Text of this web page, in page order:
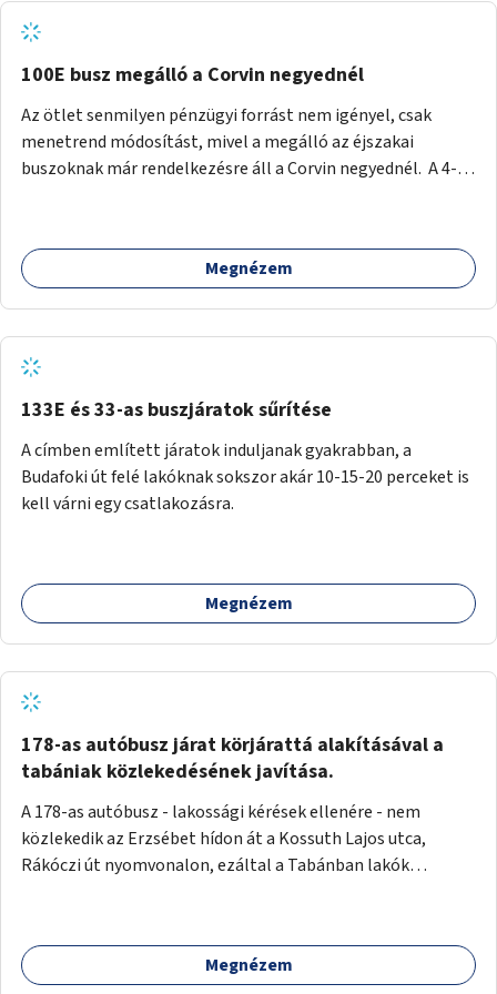
tud állni a megállóba. A környéken a tömegközlekedés
csúcsidőben már most is fullos, a Bosnyák téri beruházások
befejeztével hatványozódni fog az utazási igény.
100E busz megálló a Corvin negyednél
Az ötlet senmilyen pénzügyi forrást nem igényel, csak
menetrend módosítást, mivel a megálló az éjszakai
buszoknak már rendelkezésre áll a Corvin negyednél. A 4-es
ha a 100E reptéri busz a Corvin negyed metrómegállónál is
megállna - főleg éjjel, amikor a metró nem jár, és a 200E
nem hosszabbítaná meg sokkal, a 4-6 vonalán lakóknak
viszont a Kálvin tér-Corvin negyed utat megspórolva 10-15
perccel rövidítheti az utazási idejét.
Megnézem
133E és 33-as buszjáratok sűrítése
A címben említett járatok induljanak gyakrabban, a
Budafoki út felé lakóknak sokszor akár 10-15-20 perceket is
kell várni egy csatlakozásra.
Megnézem
178-as autóbusz járat körjárattá alakításával a
tabániak közlekedésének javítása.
A 178-as autóbusz - lakossági kérések ellenére - nem
közlekedik az Erzsébet hídon át a Kossuth Lajos utca,
Rákóczi út nyomvonalon, ezáltal a Tabánban lakók
járattal feljutni a Naphegyre, ahol iskola és óvoda is van a
körzetben élők számára. Megoldás lenne, ha a 178-as
Megnézem